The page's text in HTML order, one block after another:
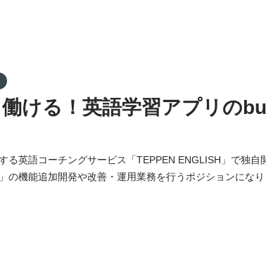
ける！英語学習アプリの
る英語コーチングサービス「TEPPEN ENGLISH」で独自
の機能追加開発や改善・運用業務を行うポジションにな
在開発に関わっている他エンジニアのサポートをいただけ